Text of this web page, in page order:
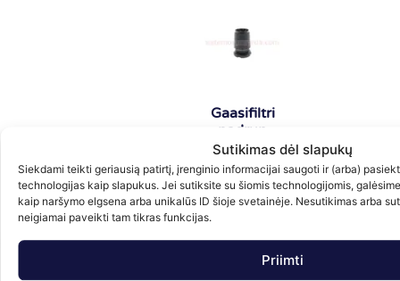
Sutikimas dėl slapukų
Siekdami teikti geriausią patirtį, įrenginio informacijai saugoti ir (arba)
technologijas kaip slapukus. Jei sutiksite su šiomis technologijomis,
kaip naršymo elgsena arba unikalūs ID šioje svetainėje. Nesutikimas arba
neigiamai paveikti tam tikras funkcijas.
Priimti
Gaasifiltri
padrun
ULTRA 360
5.00€ su PVM
Lisa korvi